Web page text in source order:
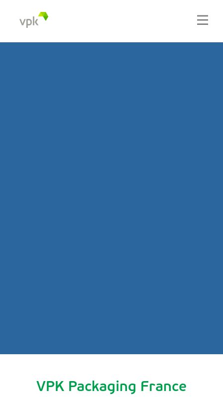
VPK Packaging France